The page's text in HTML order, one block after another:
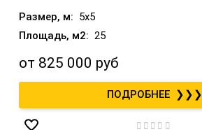
5x5
25
от 825 000 руб
❯❯❯